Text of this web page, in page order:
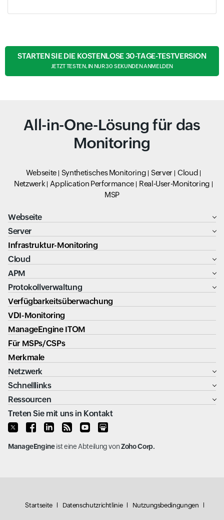
STARTEN SIE DIE KOSTENLOSE 30-TAGE-TESTVERSION
JETZT TESTEN, IN NUR 30 SEKUNDEN ANMELDEN
All-in-One-Lösung für das
Monitoring
Webseite Synthetisches Monitoring Server
Cloud
Netzwerk
Application Performance
Real-User-Monitoring
MSP
Webseite
Server
Infrastruktur-Monitoring
Cloud
APM
Protokollverwaltung
Verfügbarkeitsüberwachung
VDI-Monitoring
ManageEngine ITOM
Für MSPs/CSPs
Merkmale
Netzwerk
Schnelllinks
Ressourcen
Treten Sie mit uns in Kontakt
ManageEngineist eine Abteilung vonZoho Corp.
Startseite Datenschutzrichtlinie Nutzungsbedingungen